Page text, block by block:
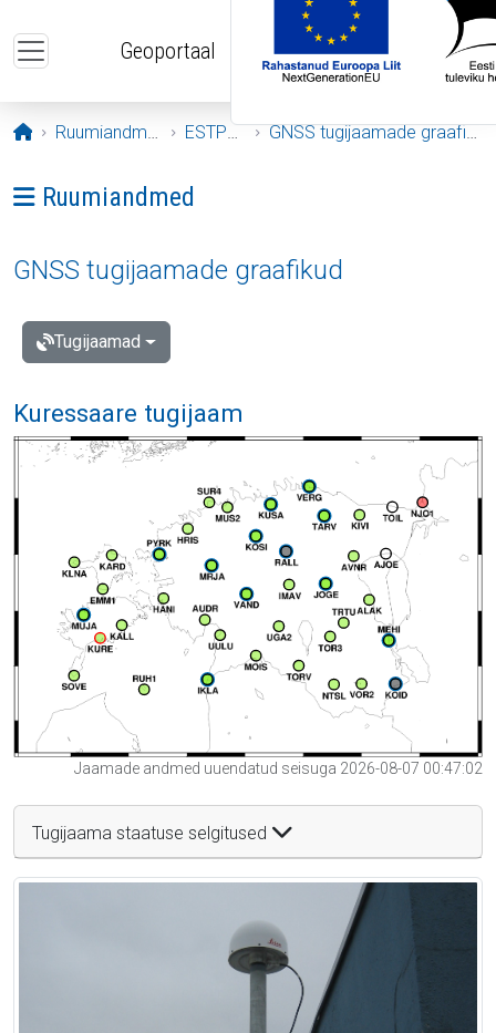
Geoportaal
Avaleht
Ruumiandmed ESTPOS GNSS tugijaamade graafikud
Ava menüü: Ruumiandmed
Ruumiandmed
GNSS tugijaamade graafikud
Tugijaamad
Kuressaare tugijaam
Jaamade andmed uuendatud seisuga 2026-08-07 00:47:02
Tugijaama staatuse selgitused